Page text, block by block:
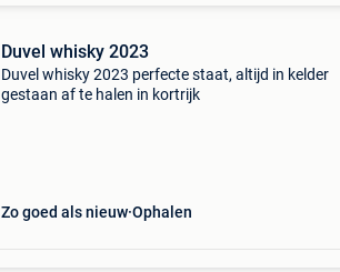
Duvel whisky 2023
Duvel whisky 2023 perfecte staat, altijd in kelder
gestaan af te halen in kortrijk
Zo goed als nieuw Ophalen